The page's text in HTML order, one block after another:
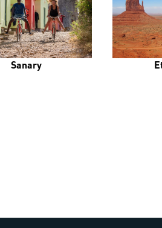
Sanary